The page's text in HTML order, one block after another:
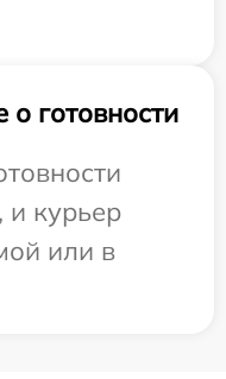
готовности
и курьер
или в